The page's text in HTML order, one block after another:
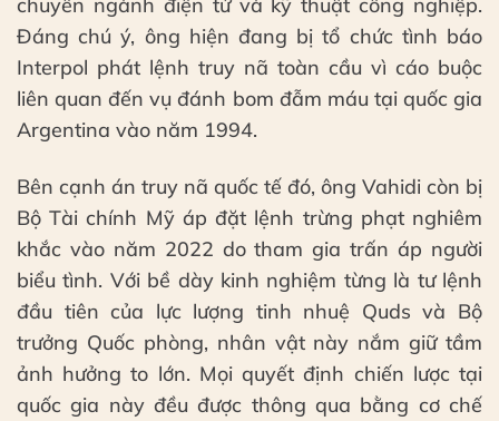
Đáng chú ý, ông hiện đang bị tổ chức tình báo
Interpol phát lệnh truy nã toàn cầu vì cáo buộc
liên quan đến vụ đánh bom đẫm máu tại quốc gia
Argentina vào năm 1994.
Bên cạnh án truy nã quốc tế đó, ông Vahidi còn bị
Bộ Tài chính Mỹ áp đặt lệnh trừng phạt nghiêm
khắc vào năm 2022 do tham gia trấn áp người
biểu tình. Với bề dày kinh nghiệm từng là tư lệnh
đầu tiên của lực lượng tinh nhuệ Quds và Bộ
trưởng Quốc phòng, nhân vật này nắm giữ tầm
ảnh hưởng to lớn. Mọi quyết định chiến lược tại
quốc gia này đều được thông qua bằng cơ chế